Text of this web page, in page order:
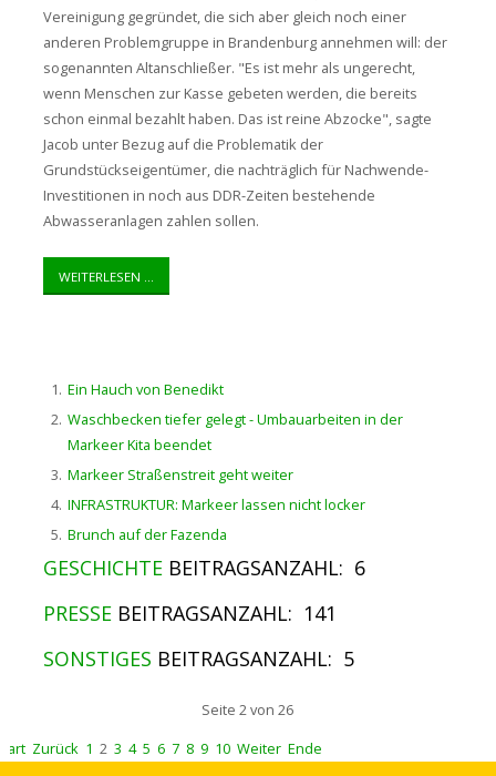
Vereinigung gegründet, die sich aber gleich noch einer
anderen Problemgruppe in Brandenburg annehmen will: der
sogenannten Altanschließer. "Es ist mehr als ungerecht,
wenn Menschen zur Kasse gebeten werden, die bereits
schon einmal bezahlt haben. Das ist reine Abzocke", sagte
Jacob unter Bezug auf die Problematik der
Grundstückseigentümer, die nachträglich für Nachwende-
Investitionen in noch aus DDR-Zeiten bestehende
Abwasseranlagen zahlen sollen.
WEITERLESEN ...
Ein Hauch von Benedikt
Waschbecken tiefer gelegt - Umbauarbeiten in der
Markeer Kita beendet
Markeer Straßenstreit geht weiter
INFRASTRUKTUR: Markeer lassen nicht locker
Brunch auf der Fazenda
GESCHICHTE BEITRAGSANZAHL: 6
PRESSE BEITRAGSANZAHL: 141
SONSTIGES BEITRAGSANZAHL: 5
Seite 2 von 26
Zurück 1 2 3 4 5 6 7 8 9 10 Weiter Ende